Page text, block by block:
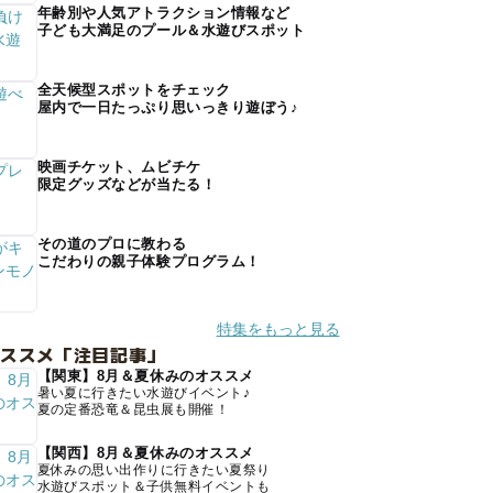
年齢別や人気アトラクション情報など
子ども大満足のプール＆水遊びスポット
全天候型スポットをチェック
屋内で一日たっぷり思いっきり遊ぼう♪
映画チケット、ムビチケ
限定グッズなどが当たる！
その道のプロに教わる
こだわりの親子体験プログラム！
特集をもっと見る
スメ「注目記事」
【関東】8月＆夏休みのオススメ
暑い夏に行きたい水遊びイベント♪
夏の定番恐竜＆昆虫展も開催！
【関西】8月＆夏休みのオススメ
夏休みの思い出作りに行きたい夏祭り
水遊びスポット＆子供無料イベントも